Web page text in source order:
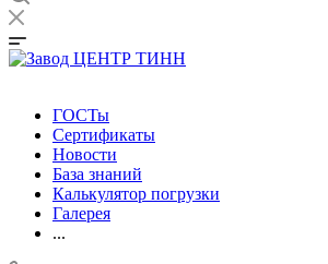
ГОСТы
Сертификаты
Новости
База знаний
Калькулятор погрузки
Галерея
...